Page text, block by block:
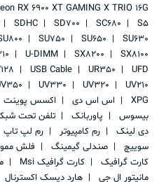
RX 6900 XT GAMING X TRIO 16G
S5
SC680
SD700
SDHC
SU630
SU650
SU750
SX8100
SX8200
U-DIMM
UFD
UR350
USB Cable
UV210
UV320
UV330
XPG
اس اس دی اکسس پوینت
بیسوس
پاوربانک تلفن تحت
دی لینک
رم کامپیوتر رم لپ تاپ
سوییچ
صندلی گیمینگ فلش
کارت گرافیک
کارت گرافیک Msi
مانیتور ال جی
هارد دیسک اکسترنال